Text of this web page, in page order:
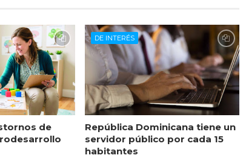
de
DE INTERÉS
República Dominicana tiene un
servidor público por cada 15
habitantes